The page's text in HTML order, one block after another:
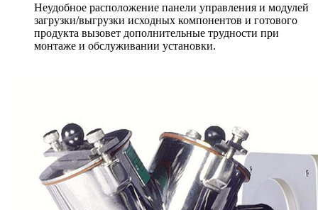
Неудобное расположение панели управления и модулей
загрузки/выгрузки исходных компонентов и готового
продукта вызовет дополнительные трудности при
монтаже и обслуживании установки.